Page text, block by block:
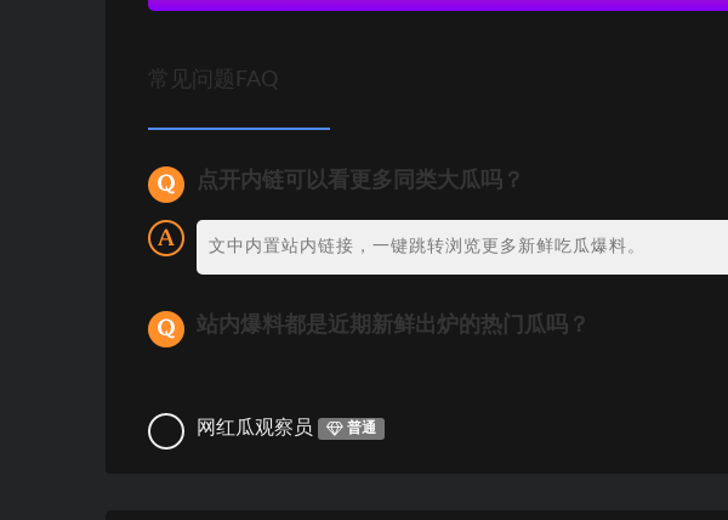
常见问题FAQ
点开内链可以看更多同类大瓜吗？
文中内置站内链接，一键跳转浏览更多新鲜吃瓜爆料。
站内爆料都是近期新鲜出炉的热门瓜吗？
网红瓜观察员 普通